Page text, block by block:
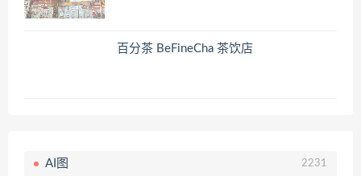
百分茶 BeFineCha 茶饮店
AI图 2231